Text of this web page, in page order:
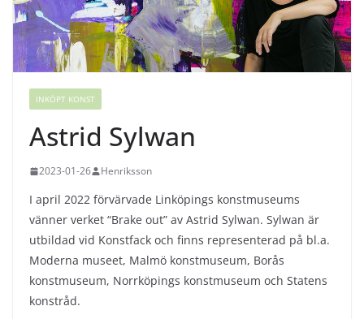
INKÖPT KONST
Astrid Sylwan
2023-01-26 Henriksson
I april 2022 förvärvade Linköpings konstmuseums
vänner verket “Brake out” av Astrid Sylwan. Sylwan är
utbildad vid Konstfack och finns representerad på bl.a.
Moderna museet, Malmö konstmuseum, Borås
konstmuseum, Norrköpings konstmuseum och Statens
konstråd.